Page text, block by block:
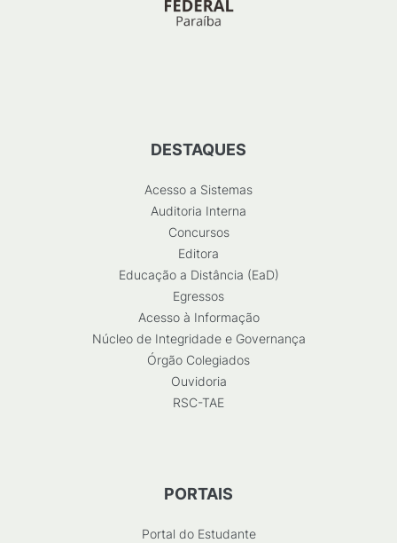
DESTAQUES
Acesso a Sistemas
Auditoria Interna
Concursos
Editora
Educação a Distância (EaD)
Egressos
Acesso à Informação
Núcleo de Integridade e Governança
Órgão Colegiados
Ouvidoria
RSC-TAE
PORTAIS
Portal do Estudante